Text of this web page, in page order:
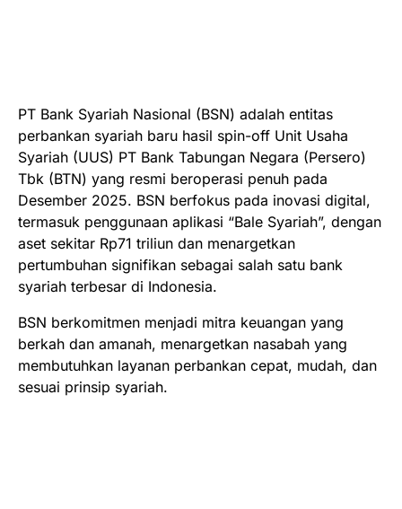
PT Bank Syariah Nasional (BSN) adalah entitas
perbankan syariah baru hasil spin-off Unit Usaha
Syariah (UUS) PT Bank Tabungan Negara (Persero)
Tbk (BTN) yang resmi beroperasi penuh pada
Desember 2025. BSN berfokus pada inovasi digital,
termasuk penggunaan aplikasi “Bale Syariah”, dengan
aset sekitar Rp71 triliun dan menargetkan
pertumbuhan signifikan sebagai salah satu bank
syariah terbesar di Indonesia.
BSN berkomitmen menjadi mitra keuangan yang
berkah dan amanah, menargetkan nasabah yang
membutuhkan layanan perbankan cepat, mudah, dan
sesuai prinsip syariah.